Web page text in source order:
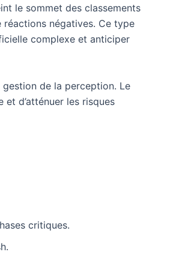
le sommet des classements
réactions négatives. Ce type
complexe et anticiper
de la perception. Le
d’atténuer les risques
critiques.